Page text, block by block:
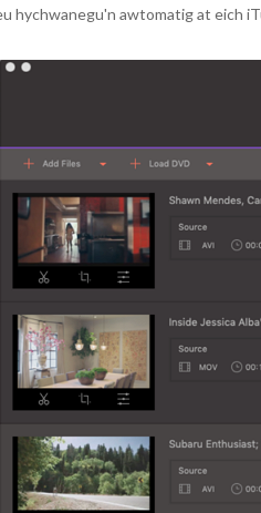
hychwanegu'n awtomatig at eich